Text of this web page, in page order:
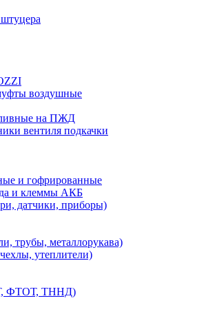
воздушные
на ПЖД
вентиля подкачки
и гофрированные
и клеммы АКБ
датчики, приборы)
трубы, металлорукава)
утеплители)
ФТОТ, ТННД)